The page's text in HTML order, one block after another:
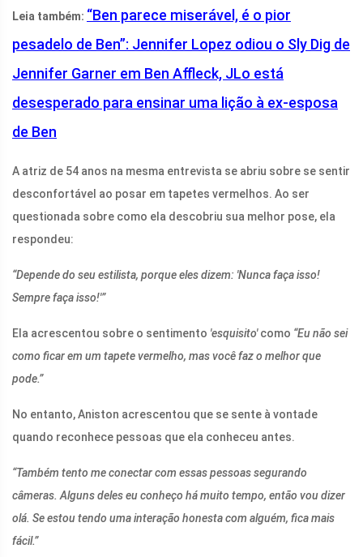
Leia também: “Ben parece miserável, é o pior
pesadelo de Ben”: Jennifer Lopez odiou o Sly Dig de
Jennifer Garner em Ben Affleck, JLo está
desesperado para ensinar uma lição à ex-esposa
de Ben
A atriz de 54 anos na mesma entrevista se abriu sobre se sentir
desconfortável ao posar em tapetes vermelhos. Ao ser
questionada sobre como ela descobriu sua melhor pose, ela
respondeu:
“Depende do seu estilista, porque eles dizem: 'Nunca faça isso!
Sempre faça isso!'”
Ela acrescentou sobre o sentimento 'esquisito'como “Eu não sei
como ficar em um tapete vermelho, mas você faz o melhor que
pode.”
No entanto, Aniston acrescentou que se sente à vontade
quando reconhece pessoas que ela conheceu antes.
“Também tento me conectar com essas pessoas segurando
câmeras. Alguns deles eu conheço há muito tempo, então vou dizer
olá. Se estou tendo uma interação honesta com alguém, fica mais
fácil.”